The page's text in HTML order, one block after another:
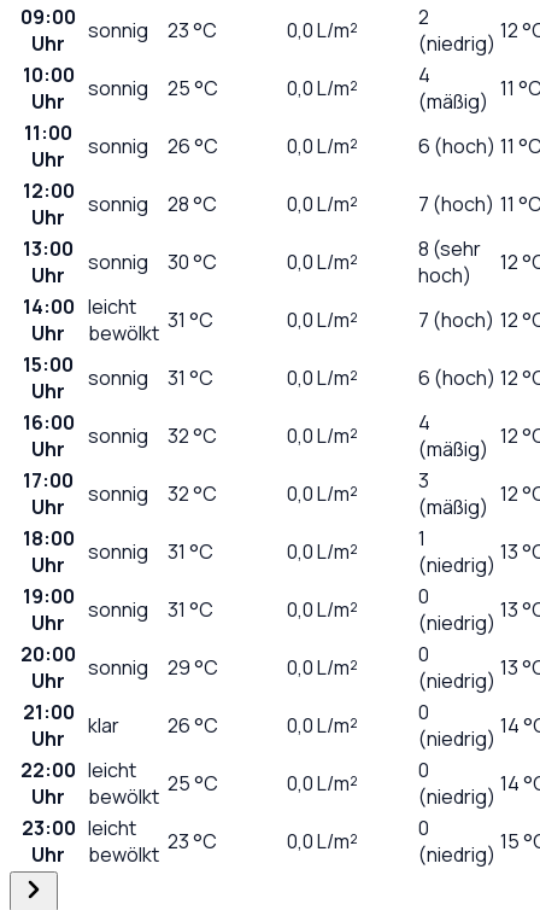
09:00
Uhr
sonnig 23°C 0,0L/m²
2
(niedrig) 12
10:00
Uhr
sonnig 25°C 0,0L/m²
4
(mäßig) 11
11:00
Uhr
sonnig 26°C 0,0L/m² 6 (hoch) 11
12:00
Uhr
sonnig 28°C 0,0L/m² 7 (hoch) 11
13:00
Uhr
sonnig 30°C 0,0L/m²
8 (sehr
hoch)
12
14:00
Uhr
leicht
bewölkt 31 °C 0,0L/m² 7 (hoch) 12
15:00
Uhr
sonnig 31 °C 0,0L/m² 6 (hoch) 12
16:00
Uhr
sonnig 32°C 0,0L/m²
4
(mäßig) 12
17:00
Uhr
sonnig 32°C 0,0L/m²
3
(mäßig) 12
18:00
Uhr
sonnig 31 °C 0,0L/m²
1
(niedrig) 13
19:00
Uhr
sonnig 31 °C 0,0L/m²
0
(niedrig) 13
20:00
Uhr
sonnig 29°C 0,0L/m²
0
(niedrig) 13
21:00
Uhr
klar 26°C 0,0L/m²
0
(niedrig) 14
22:00
Uhr
leicht
bewölkt 25°C 0,0L/m²
0
(niedrig) 14
23:00
Uhr
leicht
bewölkt 23°C 0,0L/m²
0
(niedrig) 15